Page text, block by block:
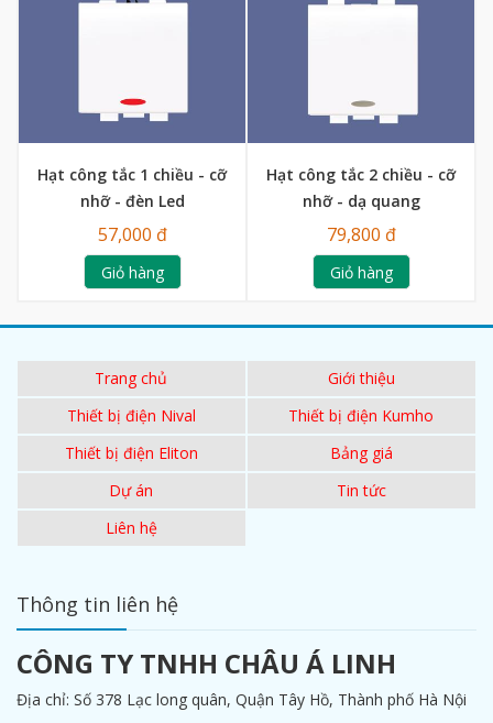
Hạt công tắc 1 chiều - cỡ
nhỡ - đèn Led
57,000 đ
Giỏ hàng
Hạt công tắc 2 chiều - cỡ
nhỡ - dạ quang
79,800 đ
Giỏ hàng
Trang chủ
Giới thiệu
Thiết bị điện Nival
Thiết bị điện Kumho
Thiết bị điện Eliton
Bảng giá
Dự án
Tin tức
Liên hệ
Thông tin liên hệ
CÔNG TY TNHH CHÂU Á LINH
Địa chỉ: Số 378 Lạc long quân, Quận Tây Hồ, Thành phố Hà Nội